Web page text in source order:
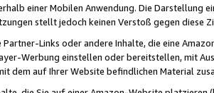
einer Mobilen Anwendung. Die Darstellung
stellt jedoch keinen Verstoß gegen diese
Partner-Links oder andere Inhalte, die eine
Werbung einstellen oder bereitstellen, mit
dem auf Ihrer Website befindlichen Material